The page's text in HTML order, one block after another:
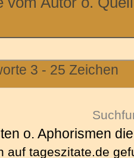
3 - 25 Zeichen
o. Aphorismen
auf tageszitate.de